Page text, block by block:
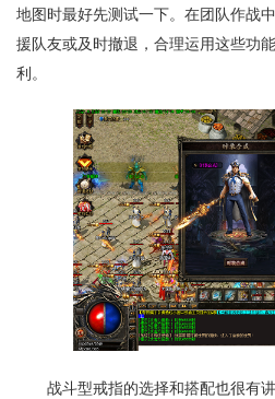
地图时最好先测试一下。在团队作战
援队友或及时撤退，合理运用这些功
利。
战斗型戒指的选择和搭配也很有